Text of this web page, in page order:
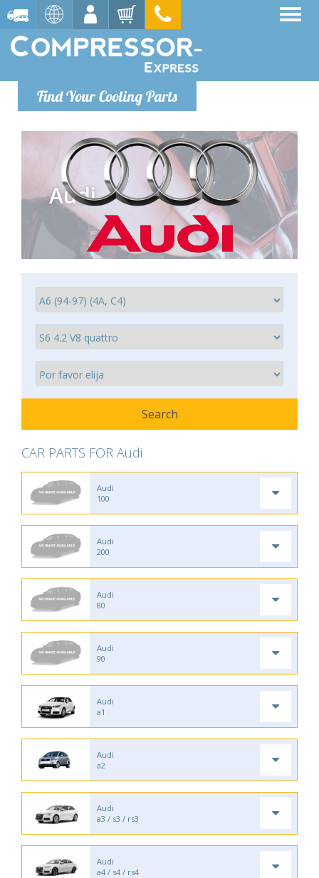
Find Your Cooling Parts
Audi
CAR PARTS FOR Audi
Audi
100
Audi
200
Audi
80
Audi
90
Audi
a1
Audi
a2
Audi
a3 / s3 / rs3
Audi
a4 / s4 / rs4